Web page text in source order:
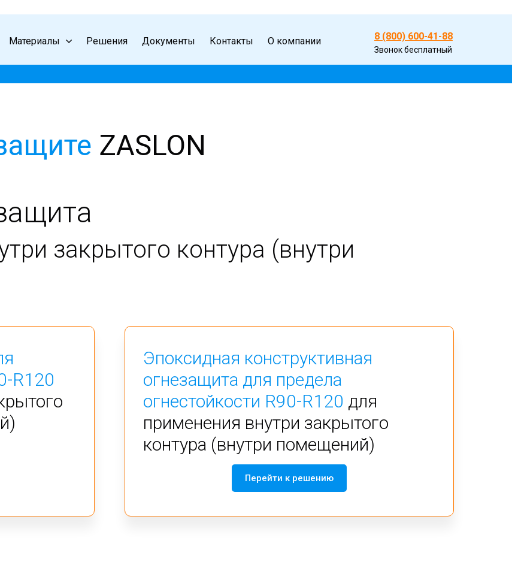
8 (800) 600-41-88
Звонок бесплатный
Материалы Решения Документы Контакты О компании
ZASLON
закрытого контура (внутри
R120
Эпоксидная конструктивная
огнезащита для предела
огнестойкости R90-R120 для
применения внутри закрытого
контура (внутри помещений)
Перейти к решению